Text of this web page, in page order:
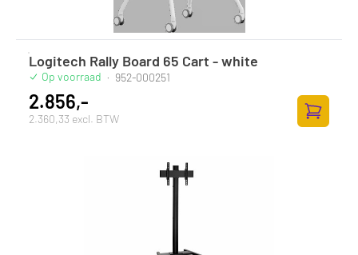
Logitech Rally Board 65 Cart - white
Op voorraad · 952-000251
2.856,-
2.360,33 excl. BTW